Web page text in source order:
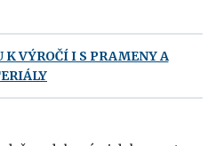
VÝROČÍ I S PRAMENY A